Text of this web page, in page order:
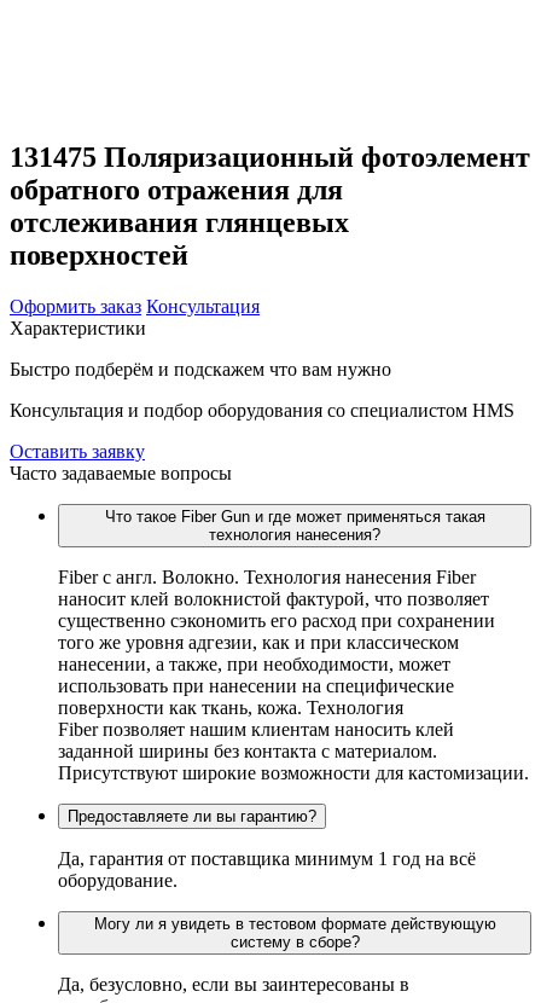
131475 Поляризационный фотоэлемент
обратного отражения для
отслеживания глянцевых
поверхностей
Оформить заказ Консультация
Характеристики
Быстро подберём и подскажем что вам нужно
Консультация и подбор оборудования со специалистом HMS
Оставить заявку
Часто задаваемые вопросы
Что такое Fiber Gun и где может применяться такая
технология нанесения?
Fiber c англ. Волокно. Технология нанесения Fiber
наносит клей волокнистой фактурой, что позволяет
существенно сэкономить его расход при сохранении
того же уровня адгезии, как и при классическом
нанесении, а также, при необходимости, может
использовать при нанесении на специфические
поверхности как ткань, кожа. Технология
Fiber позволяет нашим клиентам наносить клей
заданной ширины без контакта с материалом.
Присутствуют широкие возможности для кастомизации.
Предоставляете ли вы гарантию?
Да, гарантия от поставщика минимум 1 год на всё
оборудование.
Могу ли я увидеть в тестовом формате действующую
систему в сборе?
Да, безусловно, если вы заинтересованы в